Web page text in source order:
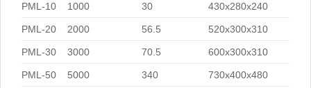
PML-10 1000 30 430x280x240
PML-20 2000 56.5 520x300x310
PML-30 3000 70.5 600x300x310
PML-50 5000 340 730x400x480